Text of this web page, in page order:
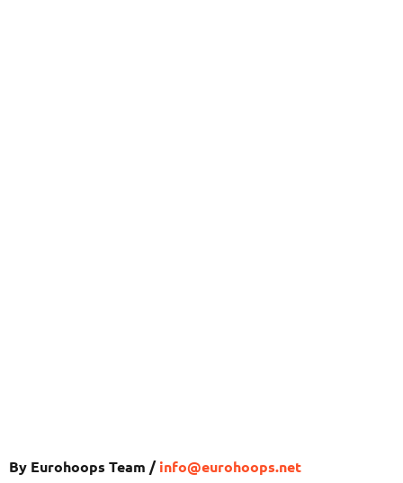
By Eurohoops Team /info@eurohoops.net